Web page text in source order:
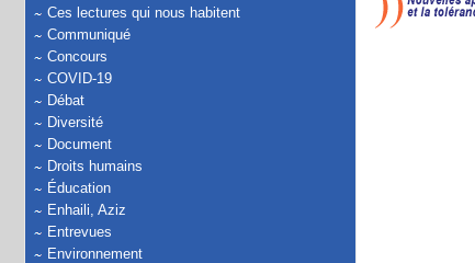
Ces lectures qui nous habitent
Communiqué
Concours
COVID-19
Débat
Diversité
Document
Droits humains
Éducation
Enhaili, Aziz
Entrevues
Environnement